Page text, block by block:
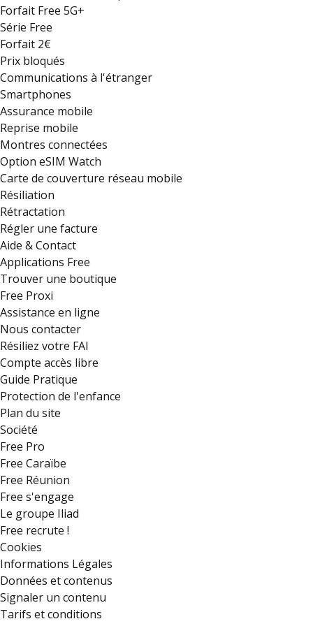
Forfait Free 5G+
Série Free
Forfait 2€
Prix bloqués
Communications à l'étranger
Smartphones
Assurance mobile
Reprise mobile
Montres connectées
Option eSIM Watch
Carte de couverture réseau mobile
Résiliation
Rétractation
Régler une facture
Aide & Contact
Applications Free
Trouver une boutique
Free Proxi
Assistance en ligne
Nous contacter
Résiliez votre FAI
Compte accès libre
Guide Pratique
Protection de l'enfance
Plan du site
Société
Free Pro
Free Caraïbe
Free Réunion
Free s'engage
Le groupe Iliad
Free recrute !
Cookies
Informations Légales
Données et contenus
Signaler un contenu
Tarifs et conditions